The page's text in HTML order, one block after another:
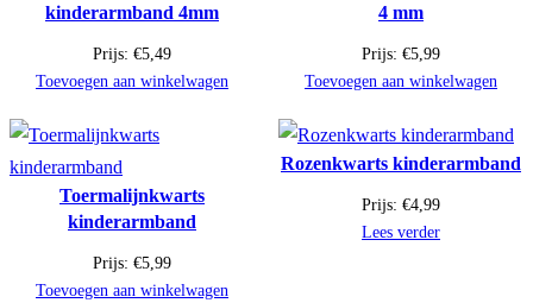
kinderarmband 4mm
Prijs: €5,49
Toevoegen aan winkelwagen
4 mm
Prijs: €5,99
Toevoegen aan winkelwagen
Toermalijnkwarts
kinderarmband
Prijs: €5,99
Toevoegen aan winkelwagen
Rozenkwarts kinderarmband
Prijs: €4,99
Lees verder